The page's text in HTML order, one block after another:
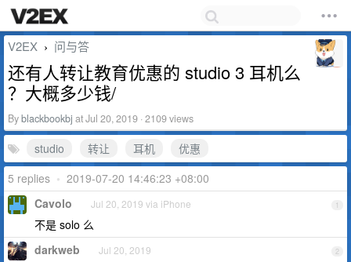
V2EX › 问与答
还有人转让教育优惠的 studio 3 耳机么
？大概多少钱/
Byblackbookbj at Jul 20, 2019 · 2109 views
studio 转让 耳机
优惠
5 replies • 2019-07-20 14:46:23 +08:00
1
Cavolo Jul 20, 2019 via iPhone
不是 solo 么
2
darkweb Jul 20, 2019